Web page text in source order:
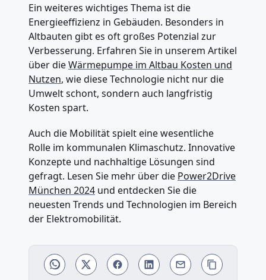
Ein weiteres wichtiges Thema ist die
Energieeffizienz in Gebäuden. Besonders in
Altbauten gibt es oft großes Potenzial zur
Verbesserung. Erfahren Sie in unserem Artikel
über dieWärmepumpe im Altbau Kosten und
Nutzen, wie diese Technologie nicht nur die
Umwelt schont, sondern auch langfristig
Kosten spart.
Auch die Mobilität spielt eine wesentliche
Rolle im kommunalen Klimaschutz. Innovative
Konzepte und nachhaltige Lösungen sind
gefragt. Lesen Sie mehr über die Power2Drive
München 2024 und entdecken Sie die
neuesten Trends und Technologien im Bereich
der Elektromobilität.